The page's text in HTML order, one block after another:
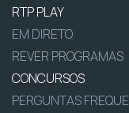
RTP PLAY
EM DIRETO
REVER PROGRAMAS
CONCURSOS
PERGUNTAS